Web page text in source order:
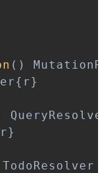
( )
{ r}
r}
TodoResolver